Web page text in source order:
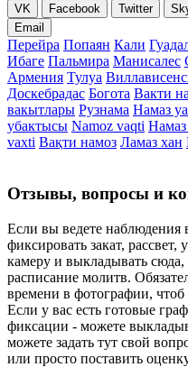
VK Facebook Twitter
Email
Перейра Попаян Кали
Ибаге Пальмира Манисалес
Армения Тулуа
Доскебрадас Богота Вакти
вакытлары Рузнама Намаз
убактысы Namoz vaqti
vaxti Вақти намоз Ламаз хан
Отзывы, вопросы и
Если вы ведете
фиксировать закат,
камеру и выкладывать
расписание молитв.
времени в фотографии,
Если у вас есть готовые
фиксации - можете
можете задать тут свой
или просто поставить